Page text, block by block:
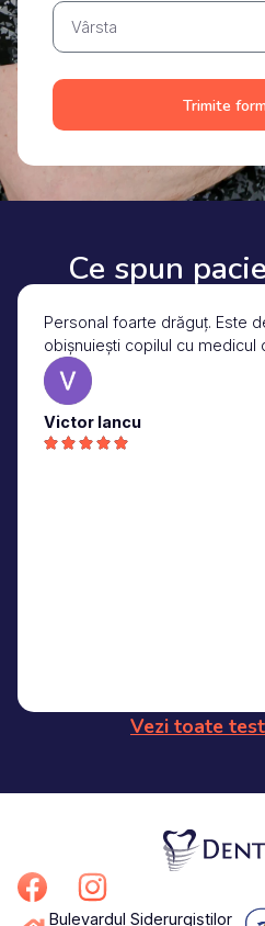
Trimite
Ce spun
Personal foarte drăguț. Este
obișnuiești copilul cu medicul
Victor Iancu
Vezi toate
Bulevardul Siderurgiștilor